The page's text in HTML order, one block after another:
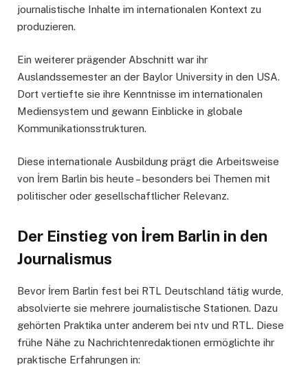
journalistische Inhalte im internationalen Kontext zu
produzieren.
Ein weiterer prägender Abschnitt war ihr
Auslandssemester an der Baylor University in den USA.
Dort vertiefte sie ihre Kenntnisse im internationalen
Mediensystem und gewann Einblicke in globale
Kommunikationsstrukturen.
Diese internationale Ausbildung prägt die Arbeitsweise
von İrem Barlin bis heute – besonders bei Themen mit
politischer oder gesellschaftlicher Relevanz.
Der Einstieg von İrem Barlin in den
Journalismus
Bevor İrem Barlin fest bei RTL Deutschland tätig wurde,
absolvierte sie mehrere journalistische Stationen. Dazu
gehörten Praktika unter anderem bei ntv und RTL. Diese
frühe Nähe zu Nachrichtenredaktionen ermöglichte ihr
praktische Erfahrungen in: